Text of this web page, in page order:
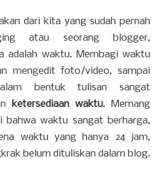
dari kita yang sudah pernah
atau seorang blogger,
adalah waktu. Membagi waktu
mengedit foto/video, sampai
bentuk tulisan sangat
ketersediaan waktu. Memang
bahwa waktu sangat berharga,
waktu yang hanya 24 jam,
belum dituliskan dalam blog.